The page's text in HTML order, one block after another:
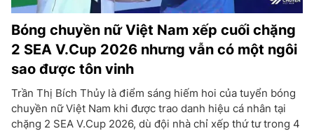
Bóng chuyền nữ Việt Nam xếp cuối chặng
2 SEA V.Cup 2026 nhưng vẫn có một ngôi
sao được tôn vinh
Trần Thị Bích Thủy là điểm sáng hiếm hoi của tuyển bóng
chuyền nữ Việt Nam khi được trao danh hiệu cá nhân tại
chặng 2 SEA V.Cup 2026, dù đội nhà chỉ xếp thứ tư trong 4